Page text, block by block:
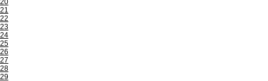
20
21
22
23
24
25
26
27
28
29